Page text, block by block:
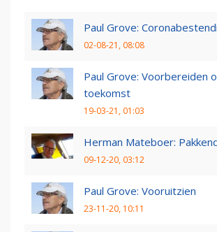
Paul Grove:
02-08-21, 08:08
Paul Grove: Voorbereiden
toekomst
19-03-21, 01:03
Herman Mateboer:
09-12-20, 03:12
Paul Grove: Vooruitzien
23-11-20, 10:11